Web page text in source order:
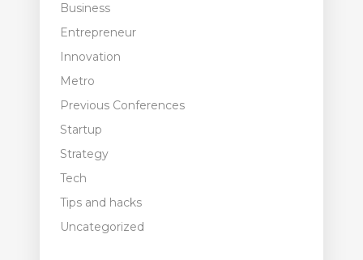
Business
Entrepreneur
Innovation
Metro
Previous Conferences
Startup
Strategy
Tech
Tips and hacks
Uncategorized